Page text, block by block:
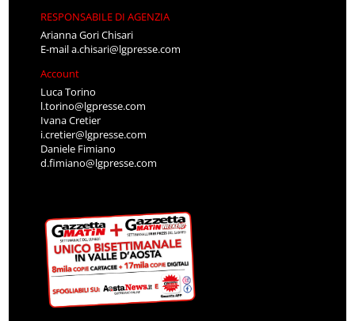
RESPONSABILE DI AGENZIA
Arianna Gori Chisari
E-maila.chisari@lgpresse.com
Account
Luca Torino
l.torino@lgpresse.com
Ivana Cretier
i.cretier@lgpresse.com
Daniele Fimiano
d.fimiano@lgpresse.com